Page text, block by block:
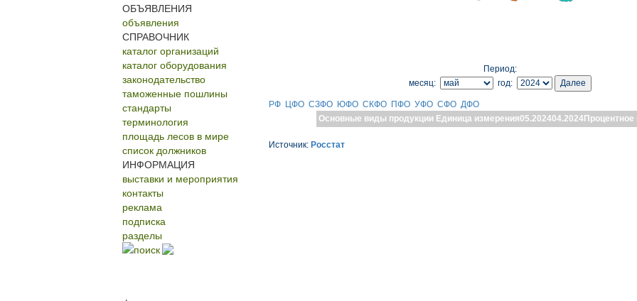
ОБЪЯВЛЕНИЯ
объявления
СПРАВОЧНИК
каталог организаций
каталог оборудования
законодательство
таможенные пошлины
стандарты
терминология
площадь лесов в мире
список должников
ИНФОРМАЦИЯ
выставки и мероприятия
контакты
реклама
подписка
разделы
поиск
Период:
месяц:
год:
РФ ЦФО СЗФО ЮФО СКФО ПФО УФО СФО ДФО
Основные виды продукции Единица измерения05.202404.2024Процентное
Источник: Росстат